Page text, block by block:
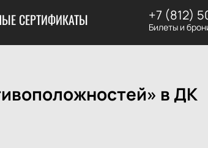
СЕРТИФИКАТЫ +7 (812)
Билеты и
в ДК